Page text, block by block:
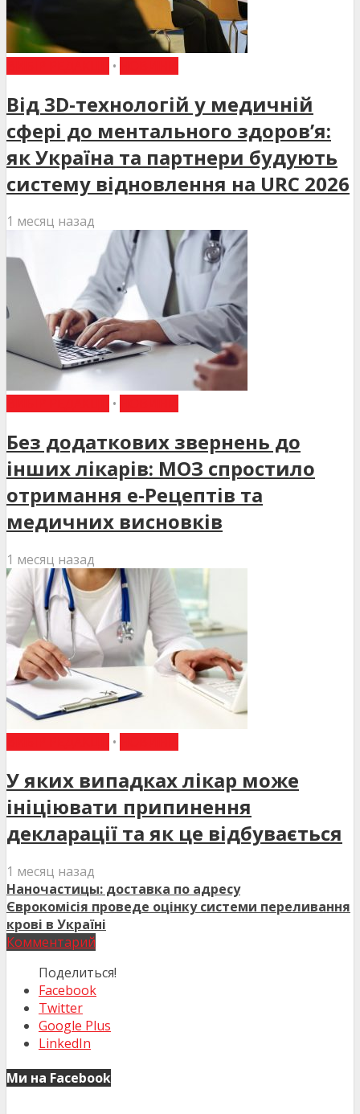
•
Від 3D-технологій у медичній
сфері до ментального здоров’я:
як Україна та партнери будують
систему відновлення на URC 2026
1 месяц назад
•
Без додаткових звернень до
інших лікарів: МОЗ спростило
отримання е-Рецептів та
медичних висновків
1 месяц назад
•
У яких випадках лікар може
ініціювати припинення
декларації та як це відбувається
1 месяц назад
Наночастицы: доставка по адресу
Єврокомісія проведе оцінку системи переливання
крові в Україні
Комментарий
Поделиться!
Facebook
Twitter
Google Plus
LinkedIn
Ми на Facebook